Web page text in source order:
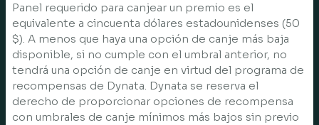
Panel requerido para canjear un premio es el
equivalente a cincuenta dólares estadounidenses (50
$). A menos que haya una opción de canje más baja
disponible, si no cumple con el umbral anterior, no
tendrá una opción de canje en virtud del programa de
recompensas de Dynata. Dynata se reserva el
derecho de proporcionar opciones de recompensa
con umbrales de canje mínimos más bajos sin previo